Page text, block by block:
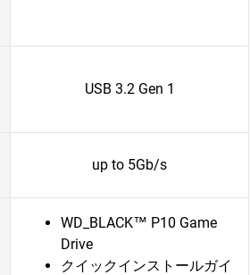
USB 3.2 Gen 1
up to 5Gb/s
WD_BLACK™ P10 Game
Drive
クイックインストールガイ